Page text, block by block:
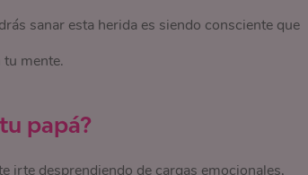
sanar esta herida es siendo consciente que
tu mente.
papá?
irte desprendiendo de cargas emocionales,